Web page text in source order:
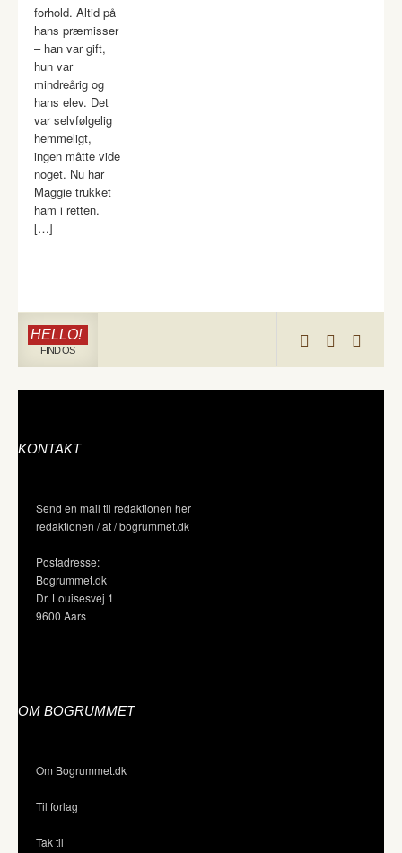
forhold. Altid på
hans præmisser
– han var gift,
hun var
mindreårig og
hans elev. Det
var selvfølgelig
hemmeligt,
ingen måtte vide
noget. Nu har
Maggie trukket
ham i retten.
[…]
HELLO!
FIND OS
KONTAKT
Send en mail til redaktionen her
redaktionen / at / bogrummet.dk
Postadresse:
Bogrummet.dk
Dr. Louisesvej 1
9600 Aars
OM BOGRUMMET
Om Bogrummet.dk
Til forlag
Tak til